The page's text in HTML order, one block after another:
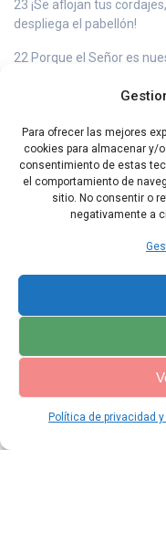
Para ofrecer las mejores
cookies para almacenar y/
consentimiento de estas
el comportamiento de
sitio. No consentir o
negativamente a
Política de privacidad
23 ¡Se aflojan tus
despliega el pabellón!
22 Porque el Señor es
participarán del saqueo.
24 Ningún habitante dirá:
allí le será perdonada su
Capítulo